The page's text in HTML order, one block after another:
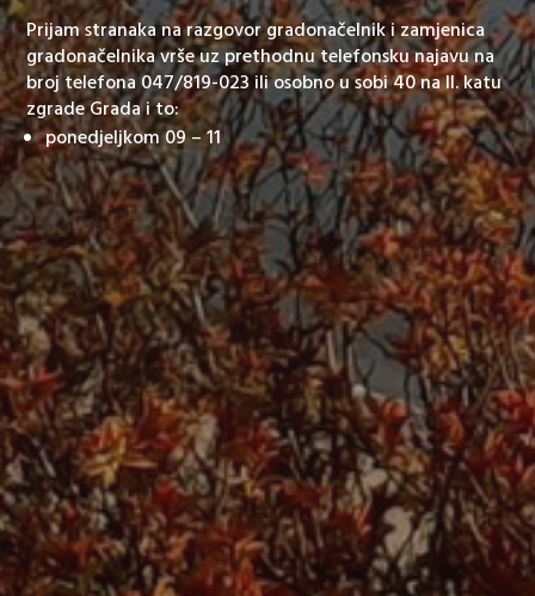
Prijam stranaka na razgovor gradonačelnik i zamjenica
gradonačelnika vrše uz prethodnu telefonsku najavu na
broj telefona 047/819-023 ili osobno u sobi 40 na II. katu
zgrade Grada i to:
ponedjeljkom 09 – 11